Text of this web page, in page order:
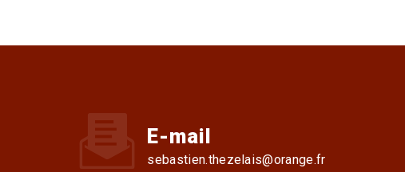
E-mail
sebastien.thezelais@orange.fr